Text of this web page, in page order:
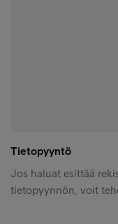
Tietopyyntö
Jos haluat esittää
tietopyynnön, voit